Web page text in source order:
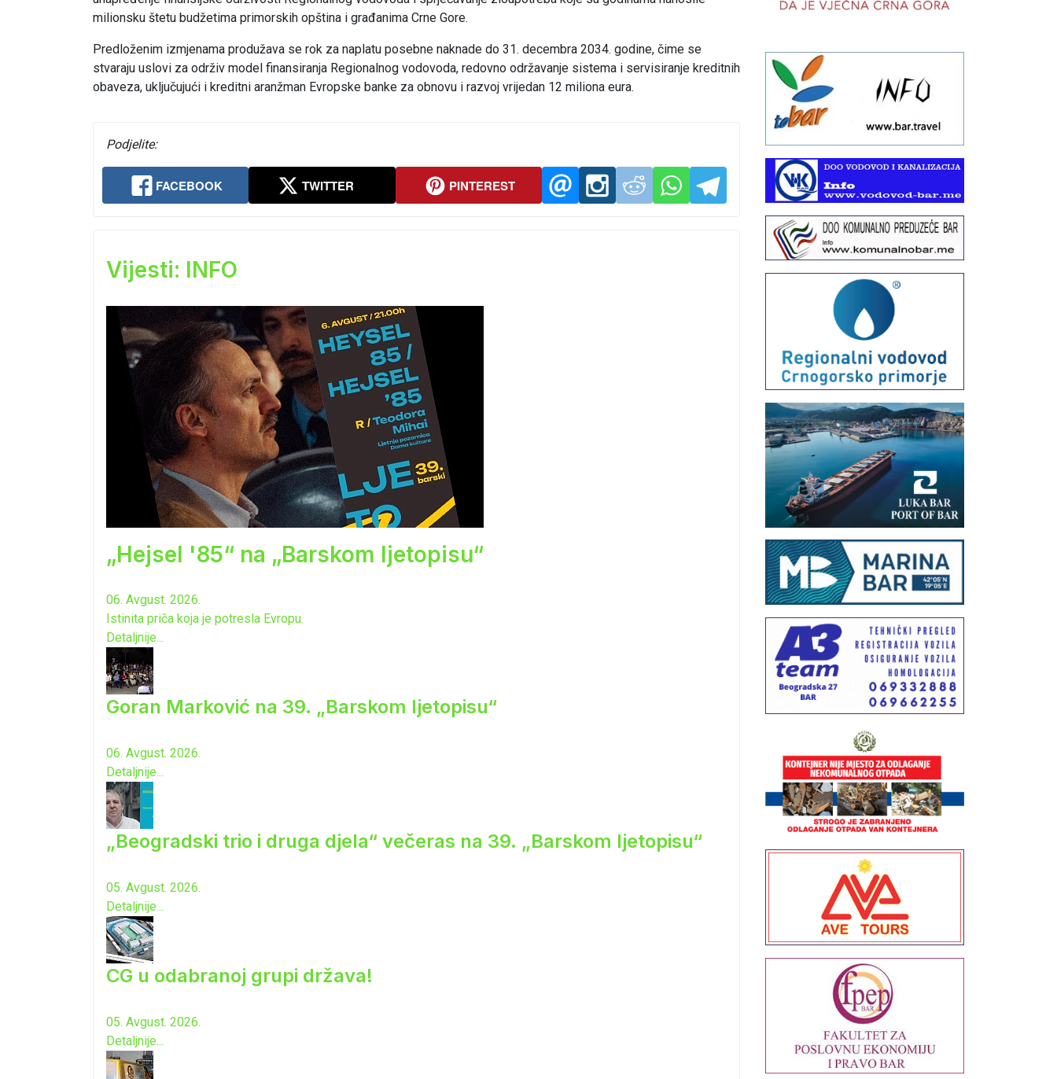
milionsku štetu budžetima primorskih opština i građanima Crne Gore.
Predloženim izmjenama produžava se rok za naplatu posebne naknade do 31. decembra 2034. godine, čime se
stvaraju uslovi za održiv model finansiranja Regionalnog vodovoda, redovno održavanje sistema i servisiranje kreditnih
obaveza, uključujući i kreditni aranžman Evropske banke za obnovu i razvoj vrijedan 12 miliona eura.
Podjelite:
FACEBOOK TWITTER PINTEREST
Vijesti: INFO
„Hejsel '85“ na „Barskom ljetopisu“
06. Avgust. 2026.
Istinita priča koja je potresla Evropu.
Detaljnije...
Goran Marković na 39. „Barskom ljetopisu“
06. Avgust. 2026.
Detaljnije...
„Beogradski trio i druga djela“ večeras na 39. „Barskom ljetopisu“
05. Avgust. 2026.
Detaljnije...
CG u odabranoj grupi država!
05. Avgust. 2026.
Detaljnije...